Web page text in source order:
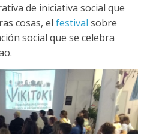
de iniciativa social que
cosas, el festival sobre
social que se celebra